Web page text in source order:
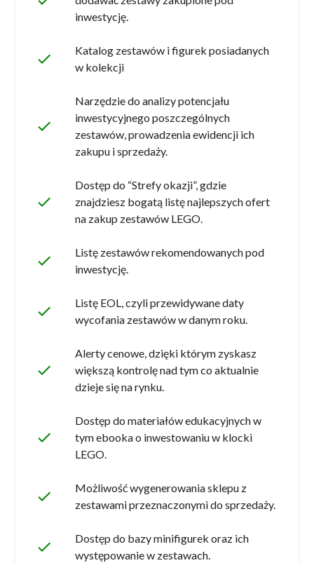
inwestycję.
done
Katalog zestawów i figurek posiadanych
w kolekcji
done
Narzędzie do analizy potencjału
inwestycyjnego poszczególnych
zestawów, prowadzenia ewidencji ich
zakupu i sprzedaży.
done
Dostęp do “Strefy okazji”, gdzie
znajdziesz bogatą listę najlepszych ofert
na zakup zestawów LEGO.
done
Listę zestawów rekomendowanych pod
inwestycję.
done
Listę EOL, czyli przewidywane daty
wycofania zestawów w danym roku.
done
Alerty cenowe, dzięki którym zyskasz
większą kontrolę nad tym co aktualnie
dzieje się na rynku.
done
Dostęp do materiałów edukacyjnych w
tym ebooka o inwestowaniu w klocki
LEGO.
done
Możliwość wygenerowania sklepu z
zestawami przeznaczonymi do sprzedaży.
done
Dostęp do bazy minifigurek oraz ich
występowanie w zestawach.